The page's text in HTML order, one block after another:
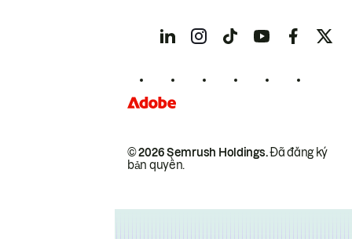
© 2026 Semrush Holdings.Đã đăng ký
bản quyền.